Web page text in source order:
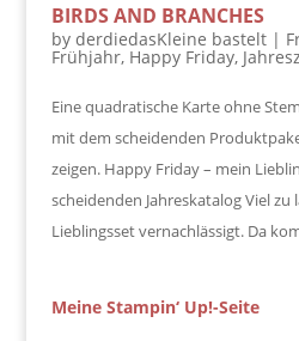
BIRDS AND BRANCHES
by derdiedasKleine bastelt|
Frühjahr, Happy Friday,
Eine quadratische Karte ohne
mit dem scheidenden
zeigen. Happy Friday – mein
scheidenden Jahreskatalog Viel zu
Lieblingsset vernachlässigt. Da
Meine Stampin‘ Up!-Seite